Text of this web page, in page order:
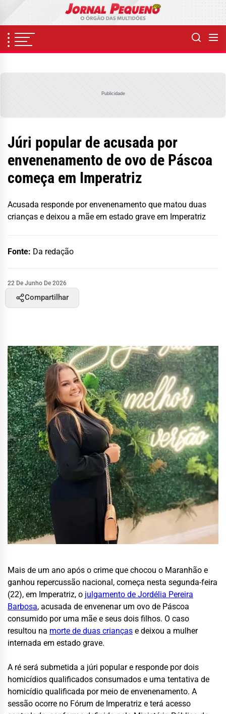
content
Publicidade
Júri popular de acusada por
envenenamento de ovo de Páscoa
começa em Imperatriz
Acusada responde por envenenamento que matou duas
crianças e deixou a mãe em estado grave em Imperatriz
Fonte: Da redação
22 De Junho De 2026
Compartilhar
Mais de um ano após o crime que chocou o Maranhão e
ganhou repercussão nacional, começa nesta segunda-feira
(22), em Imperatriz, o julgamento de Jordélia Pereira
Barbosa, acusada de envenenar um ovo de Páscoa
consumido por uma mãe e seus dois filhos. O caso
resultou na morte de duas crianças e deixou a mulher
internada em estado grave.
A ré será submetida a júri popular e responde por dois
homicídios qualificados consumados e uma tentativa de
homicídio qualificada por meio de envenenamento. A
sessão ocorre no Fórum de Imperatriz e terá acesso